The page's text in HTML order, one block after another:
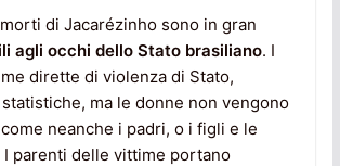
di Jacarézinho sono in gran
agli occhi dello Stato brasiliano. I
dirette di violenza di Stato,
ma le donne non vengono
neanche i padri, o i figli e le
parenti delle vittime portano